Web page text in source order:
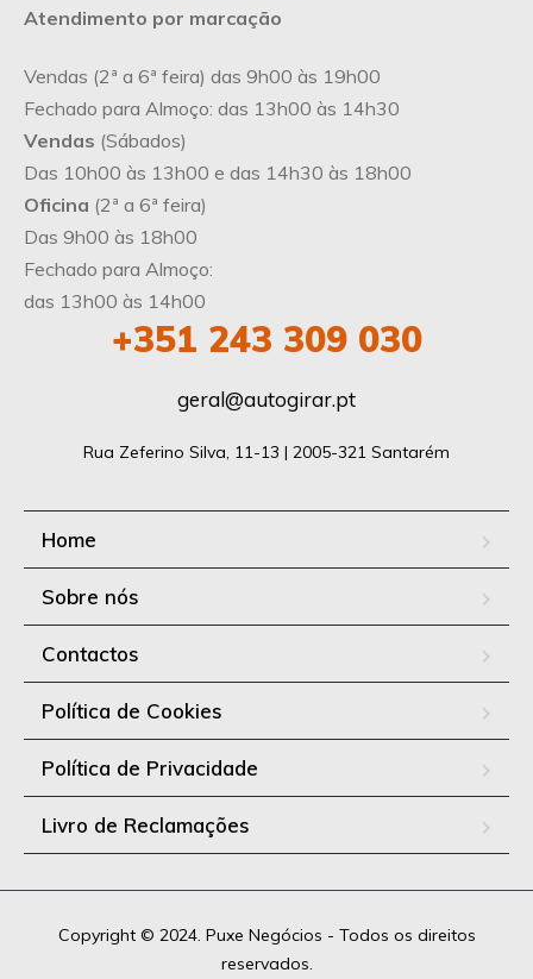
Atendimento por marcação
Vendas (2ª a 6ª feira) das 9h00 às 19h00
Fechado para Almoço: das 13h00 às 14h30
Vendas (Sábados)
Das 10h00 às 13h00 e das 14h30 às 18h00
Oficina (2ª a 6ª feira)
Das 9h00 às 18h00
Fechado para Almoço:
das 13h00 às 14h00
+351 243 309 030
geral@autogirar.pt
Rua Zeferino Silva, 11-13 | 2005-321 Santarém
Home
Sobre nós
Contactos
Política de Cookies
Política de Privacidade
Livro de Reclamações
Copyright © 2024. Puxe Negócios - Todos os direitos
reservados.